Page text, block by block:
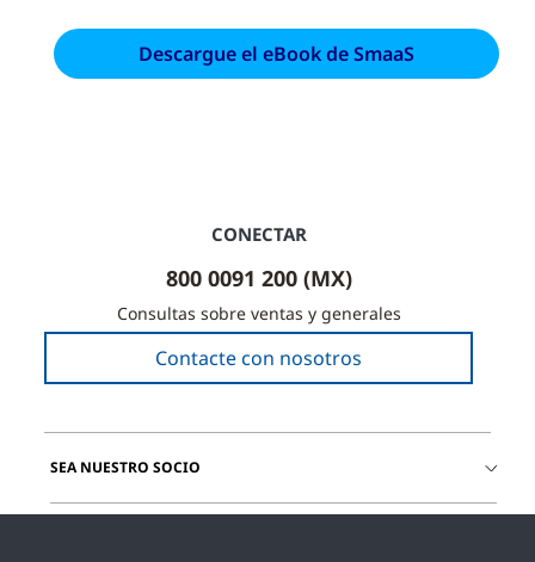
CONECTAR
800 0091 200 (MX)
Consultas sobre ventas y generales
Contacte con nosotros
SEA NUESTRO SOCIO